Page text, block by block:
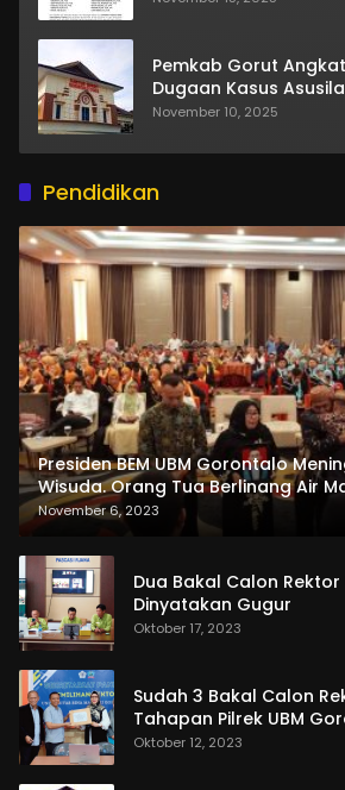
Pemkab Gorut
Dugaan Kasus
November 10, 2025
Pendidikan
Presiden BEM UBM Gorontalo
Wisuda. Orang Tua Berlinang Air
dan Pemasangan Salempang
November 6, 2023
Dua Bakal Calon
Dinyatakan Gugur
Oktober 17, 2023
Sudah 3 Bakal Calon
Tahapan Pilrek UBM
Oktober 12, 2023